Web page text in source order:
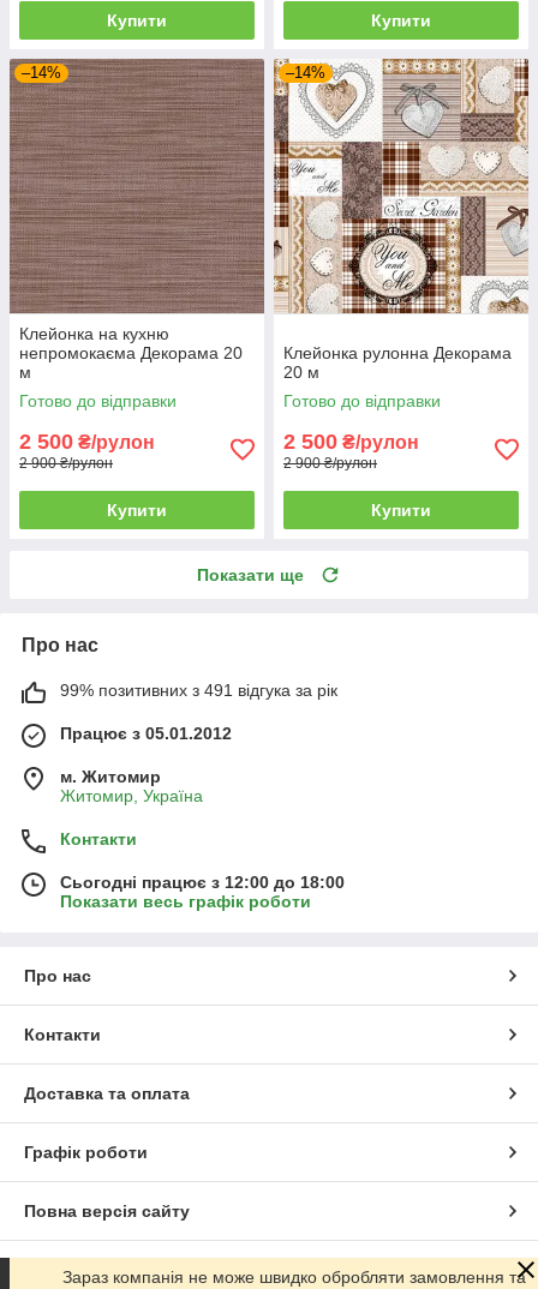
Купити Купити
–14%
Клейонка на кухню
непромокаєма Декорама 20
м
Готово до відправки
2 500 ₴/рулон
2 900 ₴/рулон
Купити
–14%
Клейонка рулонна Декорама
20 м
Готово до відправки
2 500 ₴/рулон
2 900 ₴/рулон
Купити
Показати ще
Про нас
99% позитивних з 491 відгука за рік
Працює з 05.01.2012
м. Житомир
Житомир, Україна
Контакти
Сьогодні працює з 12:00 до 18:00
Показати весь графік роботи
Про нас
Контакти
Доставка та оплата
Графік роботи
Повна версія сайту
Сайт створено на маркетплейсі Prom.ua
Зараз компанія не може швидко обробляти замовлення та